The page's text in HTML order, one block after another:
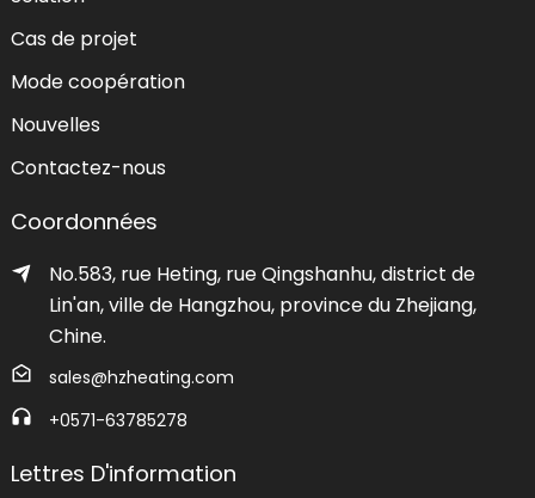
Cas de projet
Mode coopération
Nouvelles
Contactez-nous
Coordonnées
No.583, rue Heting, rue Qingshanhu, district de
Lin'an, ville de Hangzhou, province du Zhejiang,
Chine.
sales@hzheating.com
+0571-63785278
Lettres D'information